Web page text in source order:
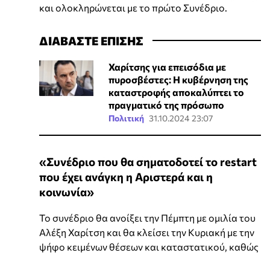
και ολοκληρώνεται με το πρώτο Συνέδριο.
ΔΙΑΒΑΣΤΕ ΕΠΙΣΗΣ
Χαρίτσης για επεισόδια με
πυροσβέστες: Η κυβέρνηση της
καταστροφής αποκαλύπτει το
πραγματικό της πρόσωπο
Πολιτική 31.10.2024 23:07
«Συνέδριο που θα σηματοδοτεί το restart
που έχει ανάγκη η Αριστερά και η
κοινωνία»
Το συνέδριο θα ανοίξει την Πέμπτη με ομιλία του
Αλέξη Χαρίτση και θα κλείσει την Κυριακή με την
ψήφο κειμένων θέσεων και καταστατικού, καθώς